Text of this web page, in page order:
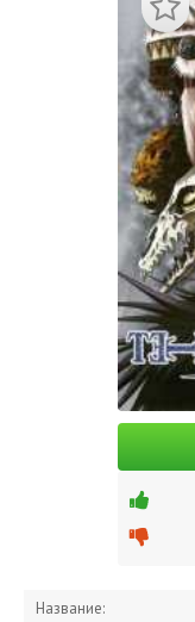
Название: